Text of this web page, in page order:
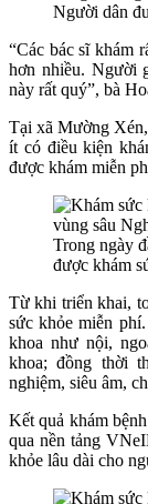
Người dân
“Các bác sĩ khám
hơn nhiều. Người
này rất quý”, bà
Tại xã Mường
ít có điều kiện
được khám miễn
Trong ngày
được khám
Từ khi triển khai,
sức khỏe miễn
khoa như nội,
khoa; đồng thời
nghiệm, siêu âm,
Kết quả khám
qua nền tảng
khỏe lâu dài cho